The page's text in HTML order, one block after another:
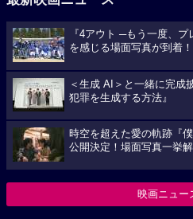
『4アウト ─もう一度、
を感じる場面写真が到着
＜生成 AI＞と一緒に完成
犯罪を生成する方法』
時空を超えた愛の軌跡『
公開決定！場面写真一挙
映画ニュー